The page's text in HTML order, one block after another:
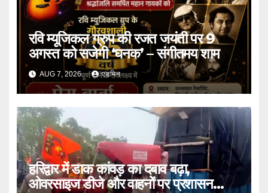
रवि म्यूजिकल ग्रुप की रजत जयंती पर 9
अगस्त को सजेगी ‘घनक’ – संगीतमय शाम
AUG 7, 2026 एडमिन
हरिद्वार में डाक कांवड़ का दबाव बढ़ा,
ओवरसाइज डीजे और वाहनों पर प्रशासन